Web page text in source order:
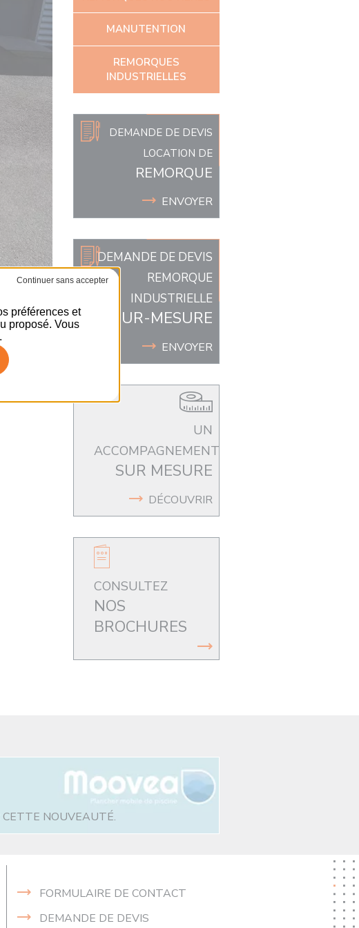
MANUTENTION
REMORQUES
INDUSTRIELLES
DEMANDE DE DEVIS
LOCATION DE
REMORQUE
ENVOYER
DEMANDE DE DEVIS
REMORQUE
INDUSTRIELLE
SUR-MESURE
ENVOYER
UN
ACCOMPAGNEMENT
SUR MESURE
DÉCOUVRIR
CONSULTEZ
NOS
BROCHURES
CETTE NOUVEAUTÉ.
FORMULAIRE DE CONTACT
DEMANDE DE DEVIS
préférences et
proposé. Vous